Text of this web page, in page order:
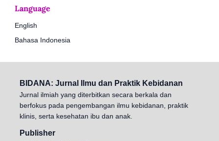
Language
English
Bahasa Indonesia
BIDANA: Jurnal Ilmu dan Praktik Kebidanan
Jurnal ilmiah yang diterbitkan secara berkala dan
berfokus pada pengembangan ilmu kebidanan, praktik
klinis, serta kesehatan ibu dan anak.
Publisher